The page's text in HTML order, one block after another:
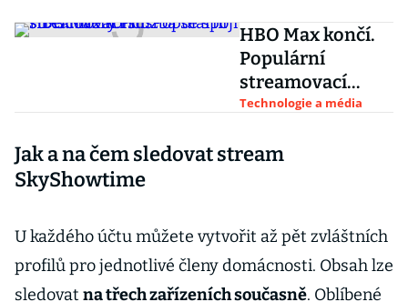
HBO Max končí.
Populární
streamovací
služba se spojí s
Technologie a média
Jak a na čem sledovat stream
SkyShowtime
U každého účtu můžete vytvořit až pět zvláštních
profilů pro jednotlivé členy domácnosti. Obsah lze
sledovat na třech zařízeních současně. Oblíbené